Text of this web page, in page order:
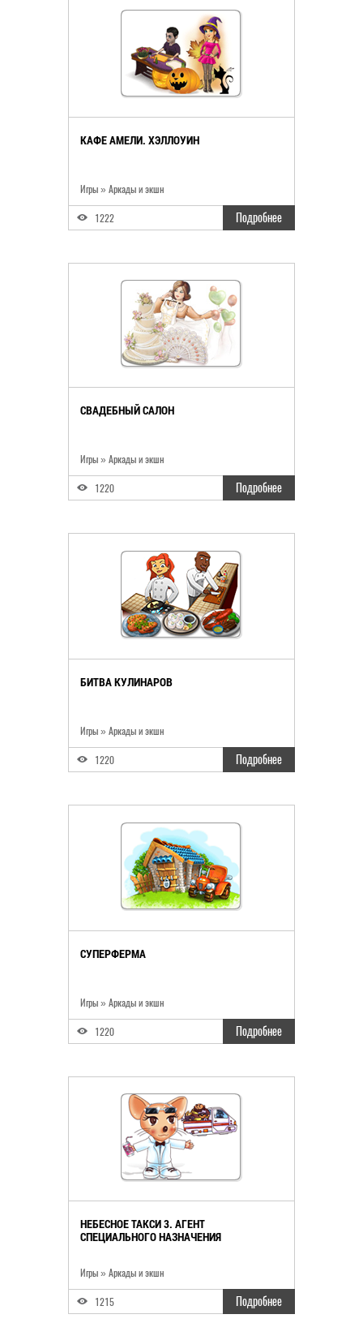
КАФЕ АМЕЛИ. ХЭЛЛОУИН
Игры» Аркады и экшн
1222 Подробнее
СВАДЕБНЫЙ САЛОН
Игры» Аркады и экшн
1220 Подробнее
БИТВА КУЛИНАРОВ
Игры» Аркады и экшн
1220 Подробнее
СУПЕРФЕРМА
Игры» Аркады и экшн
1220 Подробнее
НЕБЕСНОЕ ТАКСИ 3. АГЕНТ
СПЕЦИАЛЬНОГО НАЗНАЧЕНИЯ
Игры» Аркады и экшн
1215 Подробнее